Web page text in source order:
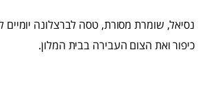
נסיאל, שומרת מסורת, טסה לברצלונה יומיים
כיפור ואת הצום העבירה בבית המלון.